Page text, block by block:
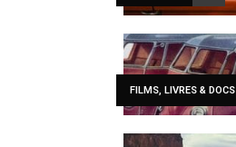
FILMS, LIVRES & DOCS